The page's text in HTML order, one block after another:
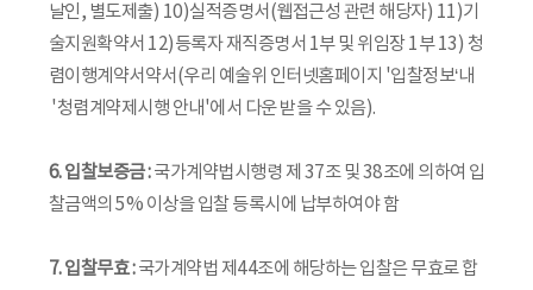
날인, 별도제출) 10)실적증명서(웹접근성 관련 해당자) 11)기
술지원확약서 12)등록자 재직증명서 1부 및 위임장 1부 13) 청
렴이행계약서약서(우리 예술위 인터넷홈페이지 '입찰정보‘내
'청렴계약제시행 안내'에서 다운 받을 수 있음).
6. 입찰보증금 :국가계약법시행령 제 37조 및 38조에 의하여 입
찰금액의 5% 이상을 입찰 등록시에 납부하여야 함
7. 입찰무효 :국가계약법 제44조에 해당하는 입찰은 무효로 합